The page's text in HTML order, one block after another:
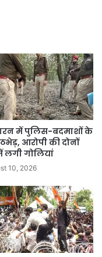
में पुलिस-बदमाशों के
आरोपी की दोनों
लगी गोलियां
10, 2026